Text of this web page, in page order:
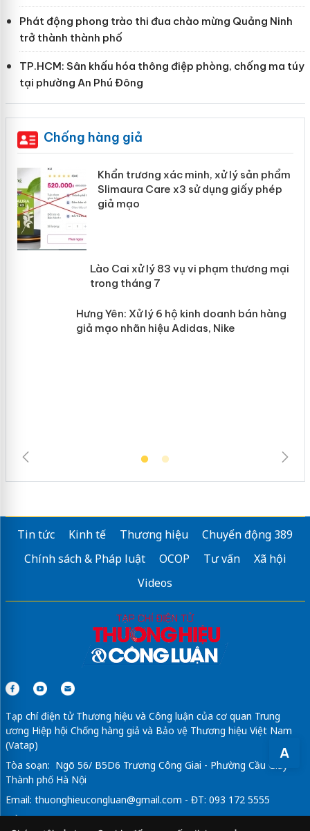
A
Phát động phong trào thi đua chào mừng Quảng Ninh
trở thành thành phố
TP.HCM: Sân khấu hóa thông điệp phòng, chống ma túy
tại phường An Phú Đông
Chống hàng giả
Khẩn trương xác minh, xử lý sản phẩm
Slimaura Care x3 sử dụng giấy phép
giả mạo
Lào Cai xử lý 83 vụ vi phạm thương
mại trong tháng 7
Tin tức Kinh tế Thương hiệu
Chuyển động 389
Chính sách & Pháp luật
OCOP Tư vấn
Xã hội
Videos
Tạp chí điện tử Thương hiệu và Công luận của cơ quan Trung
ương Hiệp hội Chống hàng giả và Bảo vệ Thương hiệu Việt Nam
(Vatap)
Tòa soạn: Ngõ 56/ B5D6 Trương Công Giai - Phường Cầu Giấy -
Thành phố Hà Nội
Email: thuonghieucongluan@gmail.com - ĐT: 093 172 5555
Tổng Biên Tập: Vũ Đức Thuận